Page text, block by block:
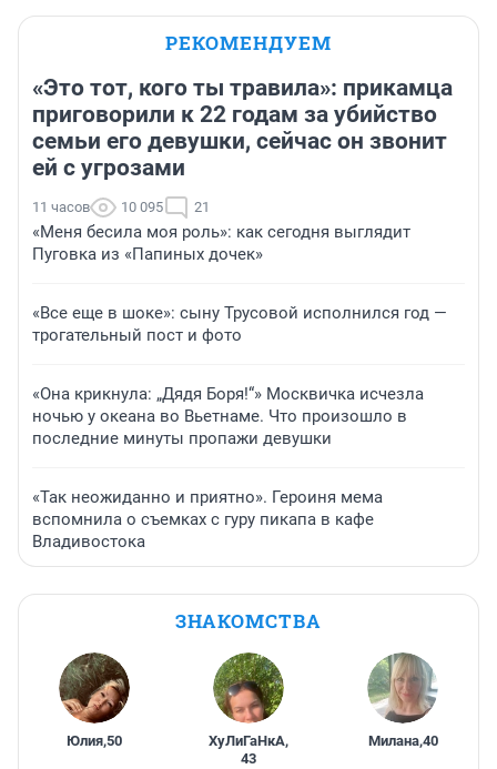
РЕКОМЕНДУЕМ
«Это тот, кого ты травила»: прикамца
приговорили к 22 годам за убийство
семьи его девушки, сейчас он звонит
ей с угрозами
11 часов 10 095 21
«Меня бесила моя роль»: как сегодня выглядит
Пуговка из «Папиных дочек»
«Все еще в шоке»: сыну Трусовой исполнился год —
трогательный пост и фото
«Она крикнула: „Дядя Боря!“» Москвичка исчезла
ночью у океана во Вьетнаме. Что произошло в
последние минуты пропажи девушки
«Так неожиданно и приятно». Героиня мема
вспомнила о съемках с гуру пикапа в кафе
Владивостока
ЗНАКОМСТВА
Юлия,50 ХуЛиГаНкА,
43
Милана,40